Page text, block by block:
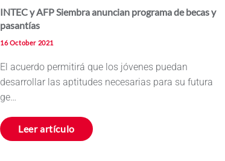
INTEC y AFP Siembra anuncian programa de becas y
pasantías
16 October 2021
El acuerdo permitirá que los jóvenes puedan
desarrollar las aptitudes necesarias para su futura
ge…
Leer artículo